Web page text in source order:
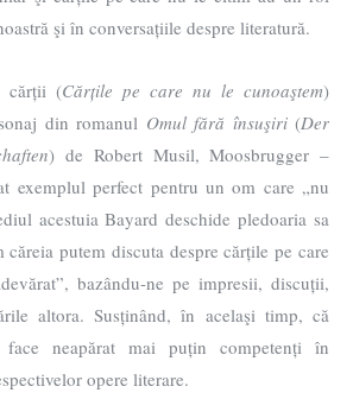
şi în conversațiile despre literatură.
cărții (Cărțile pe care nu le cunoaştem)
din romanul Omul fără însuşiri(Der
) de Robert Musil, Moosbrugger –
exemplul perfect pentru un om care „nu
acestuia Bayard deschide pledoaria sa
putem discuta despre cărțile pe care
bazându-ne pe impresii, discuții,
altora. Susținând, în acelaşi timp, că
neapărat mai puțin competenți în
opere literare.